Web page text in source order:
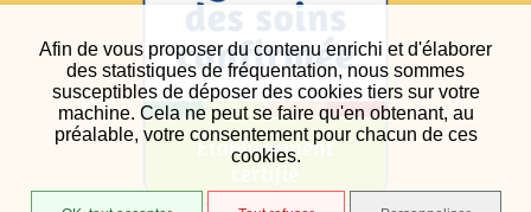
Afin de vous proposer du contenu enrichi et d'élaborer
des statistiques de fréquentation, nous sommes
susceptibles de déposer des cookies tiers sur votre
machine. Cela ne peut se faire qu'en obtenant, au
préalable, votre consentement pour chacun de ces
cookies.